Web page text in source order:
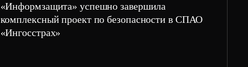
«Информзащита» успешно завершила
комплексный проект по безопасности в СПАО
«Ингосстрах»